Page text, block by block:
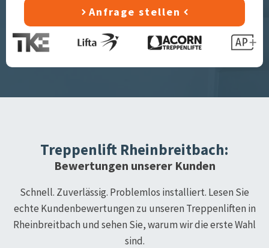
Anfrage stellen
Treppenlift Rheinbreitbach:
Bewertungen unserer Kunden
Schnell. Zuverlässig. Problemlos installiert. Lesen Sie
echte Kundenbewertungen zu unseren Treppenliften in
Rheinbreitbach und sehen Sie, warum wir die erste Wahl
sind.